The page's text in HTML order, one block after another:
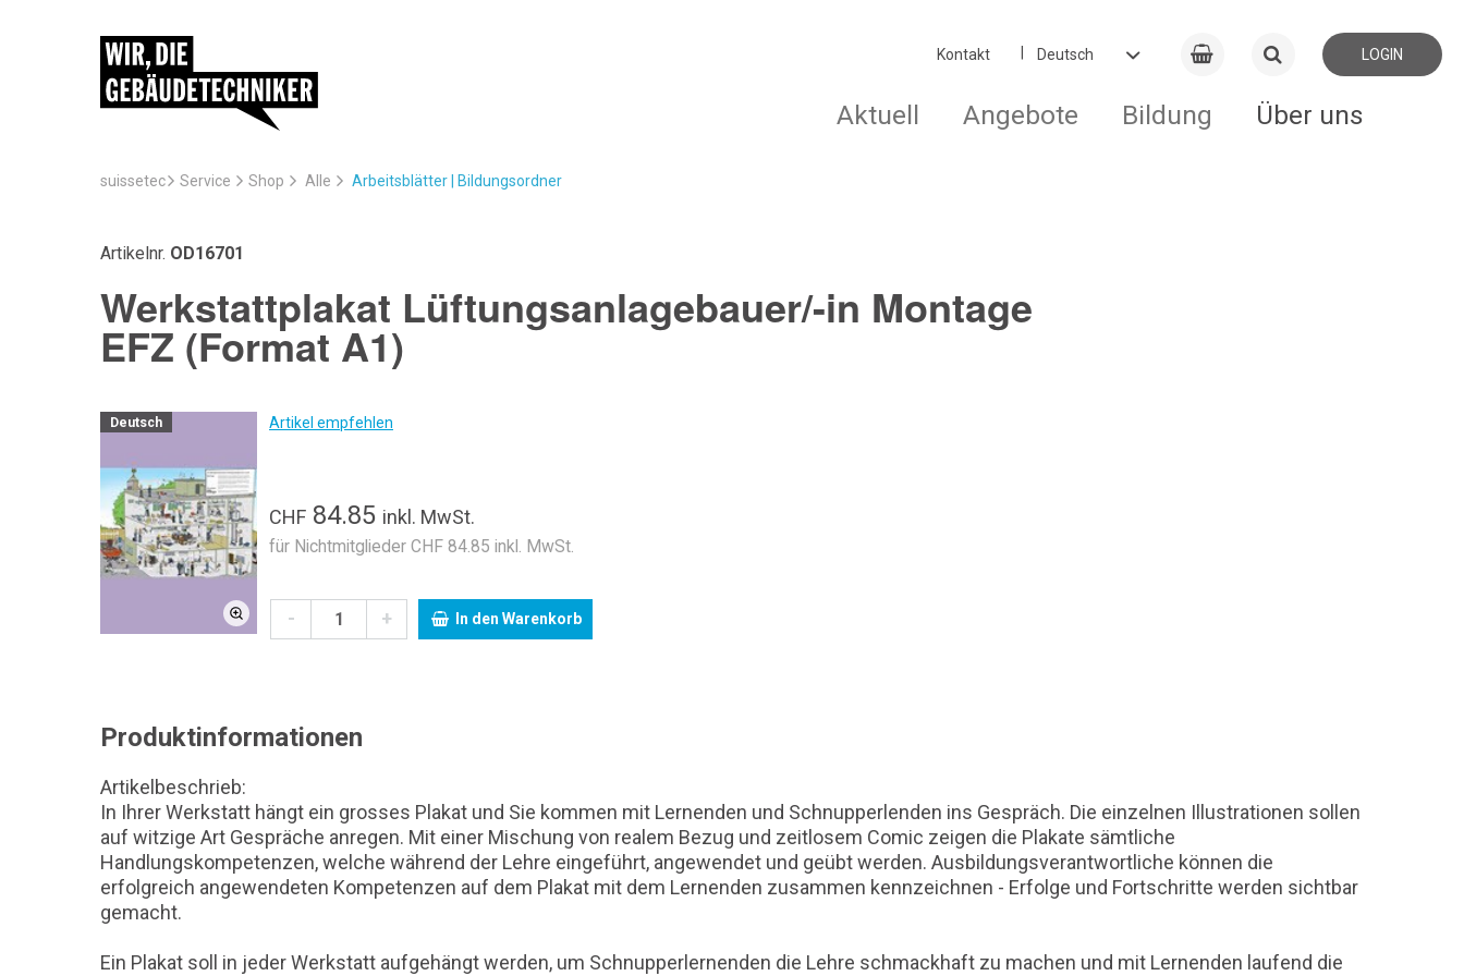
Kontakt LOGIN
Aktuell Angebote Bildung Über uns
suissetec Service Shop Alle Arbeitsblätter | Bildungsordner
Artikelnr. OD16701
Werkstattplakat Lüftungsanlagebauer/-in Montage
EFZ (Format A1)
Deutsch Artikel empfehlen
CHF 84.85 inkl. MwSt.
für Nichtmitglieder CHF 84.85 inkl. MwSt.
- + In den Warenkorb
Produktinformationen
Artikelbeschrieb:
In Ihrer Werkstatt hängt ein grosses Plakat und Sie kommen mit Lernenden und Schnupperlenden ins Gespräch. Die einzelnen Illustrationen sollen
auf witzige Art Gespräche anregen. Mit einer Mischung von realem Bezug und zeitlosem Comic zeigen die Plakate sämtliche
Handlungskompetenzen, welche während der Lehre eingeführt, angewendet und geübt werden. Ausbildungsverantwortliche können die
erfolgreich angewendeten Kompetenzen auf dem Plakat mit dem Lernenden zusammen kennzeichnen - Erfolge und Fortschritte werden sichtbar
gemacht.
Ein Plakat soll in jeder Werkstatt aufgehängt werden, um Schnupperlernenden die Lehre schmackhaft zu machen und mit Lernenden laufend die